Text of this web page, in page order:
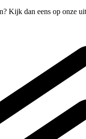
Kijk dan eens op onze